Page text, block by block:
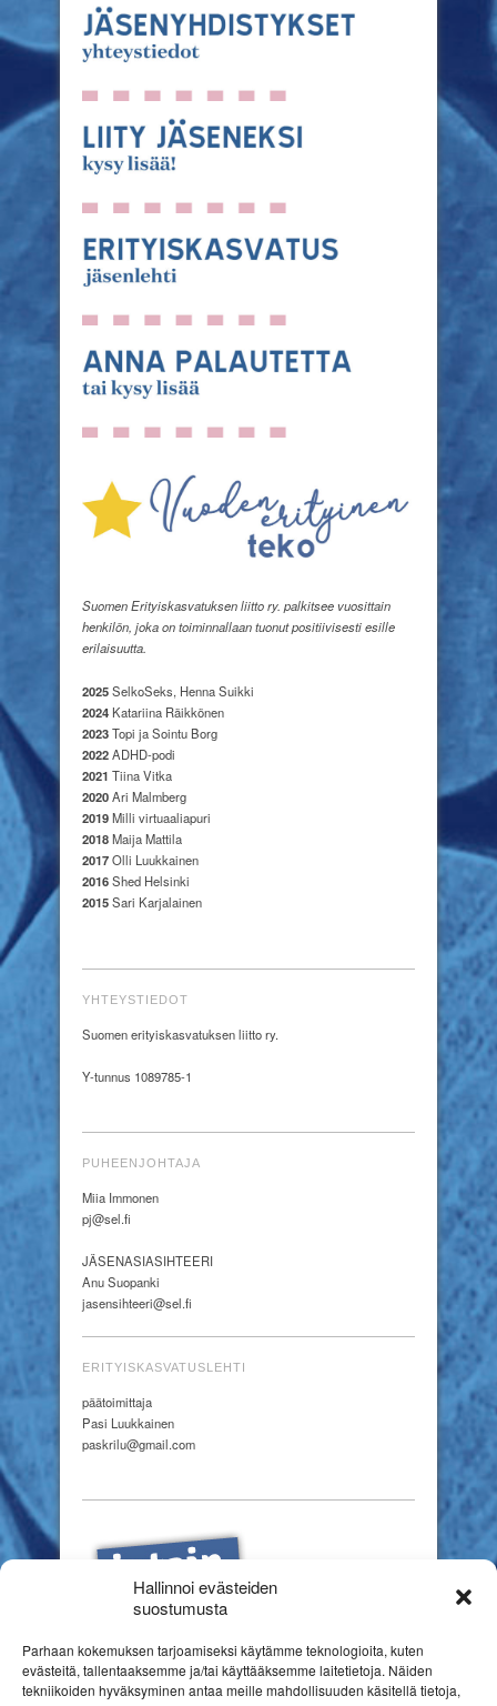
Hallinnoi evästeiden
suostumusta
Parhaan kokemuksen tarjoamiseksi käytämme teknologioita, kuten
evästeitä, tallentaaksemme ja/tai käyttääksemme laitetietoja. Näiden
tekniikoiden hyväksyminen antaa meille mahdollisuuden käsitellä tietoja,
Suomen Erityiskasvatuksen liitto ry. palkitsee vuosittain
henkilön, joka on toiminnallaan tuonut positiivisesti esille
erilaisuutta.
2025SelkoSeks, Henna Suikki
2024 Katariina Räikkönen
2023Topi ja Sointu Borg
2022ADHD-podi
2021 Tiina Vitka
2020Ari Malmberg
2019Milli virtuaaliapuri
2018Maija Mattila
2017Olli Luukkainen
2016Shed Helsinki
2015Sari Karjalainen
YHTEYSTIEDOT
Suomen erityiskasvatuksen liitto ry.
Y-tunnus 1089785-1
PUHEENJOHTAJA
Miia Immonen
pj@sel.fi
JÄSENASIASIHTEERI
Anu Suopanki
jasensihteeri@sel.fi
ERITYISKASVATUSLEHTI
päätoimittaja
Pasi Luukkainen
paskrilu@gmail.com